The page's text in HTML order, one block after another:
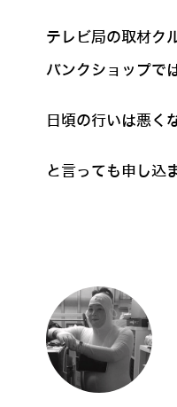
テレビ局の取材ク
バンクショップで
日頃の行いは悪く
と言っても申し込